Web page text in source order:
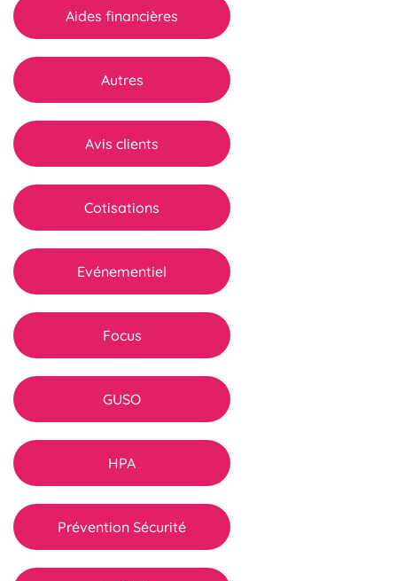
Aides financières
Autres
Avis clients
Cotisations
Evénementiel
Focus
GUSO
HPA
Prévention Sécurité